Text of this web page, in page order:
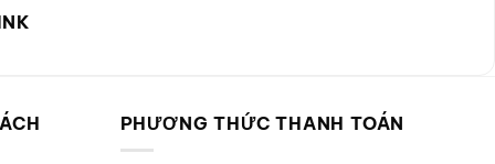
PHƯƠNG THỨC THANH TOÁN